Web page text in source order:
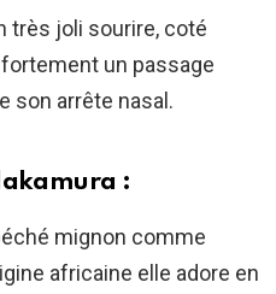
très joli sourire, coté
un passage
son arrête nasal.
:
mignon comme
africaine elle adore en